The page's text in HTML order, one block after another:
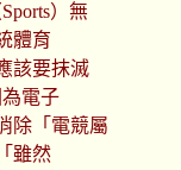
）無
體育
該要抹滅
為電子
除「電競屬
雖然